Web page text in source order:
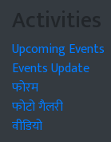
Activities
Upcoming Events
Events Update
फोरम
फोटो गैलरी
वीडियो